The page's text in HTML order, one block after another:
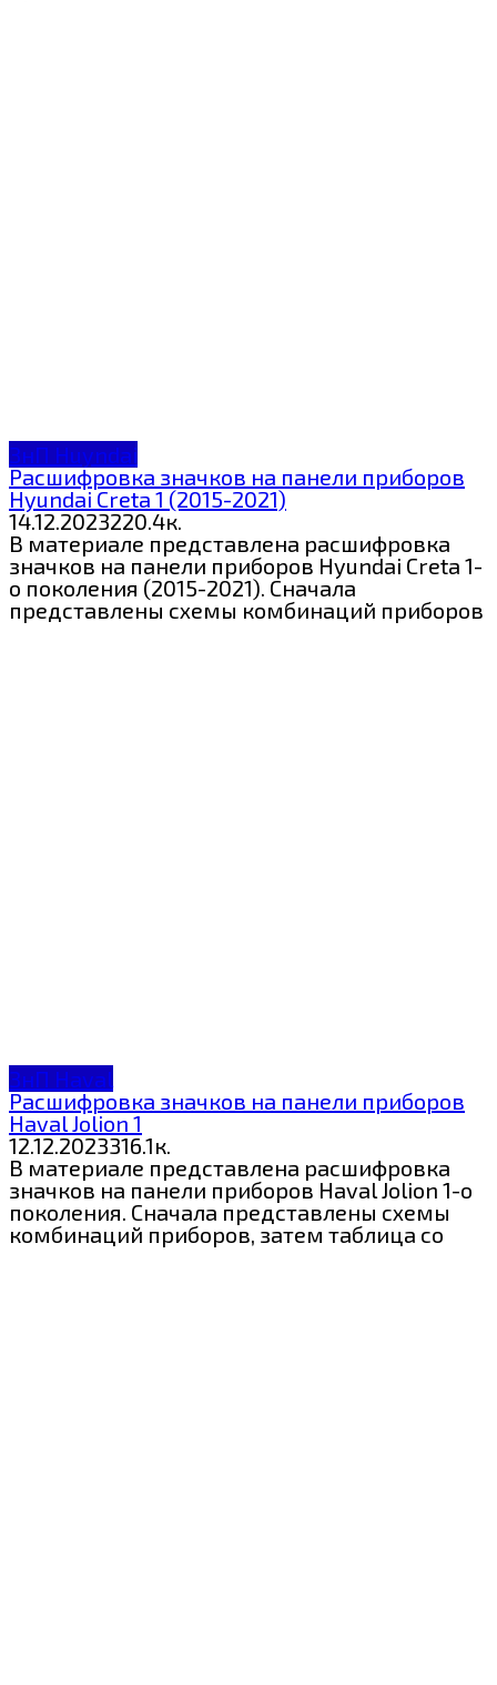
ЗнП Huyndai
Расшифровка значков на панели приборов
Hyundai Creta 1 (2015-2021)
14.12.2023220.4к.
В материале представлена расшифровка
значков на панели приборов Hyundai Creta 1-
о поколения (2015-2021). Сначала
представлены схемы комбинаций приборов
ЗнП Haval
Расшифровка значков на панели приборов
Haval Jolion 1
12.12.2023316.1к.
В материале представлена расшифровка
значков на панели приборов Haval Jolion 1-о
поколения. Сначала представлены схемы
комбинаций приборов, затем таблица со